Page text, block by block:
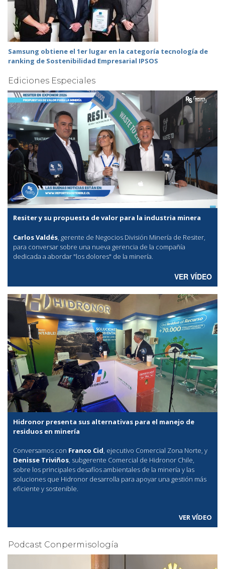
Samsung obtiene el 1er lugar en la categoría tecnología de
ranking de Sostenibilidad Empresarial IPSOS
Ediciones Especiales
Resiter y su propuesta de valor para la industria minera
Carlos Valdés, gerente de Negocios División Minería de Resiter,
para conversar sobre una nueva gerencia de la compañía
dedicada a abordar "los dolores" de la minería.
VER VÍDEO
Hidronor presenta sus alternativas para el manejo de
residuos en minería
Conversamos con Franco Cid, ejecutivo Comercial Zona Norte, y
Denisse Triviños, subgerente Comercial de Hidronor Chile,
sobre los principales desafíos ambientales de la minería y las
soluciones que Hidronor desarrolla para apoyar una gestión más
eficiente y sostenible.
VER VÍDEO
Podcast Conpermisología